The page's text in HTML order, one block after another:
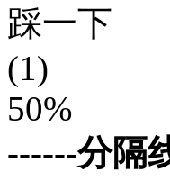
踩一下
(1)
50%
------分隔